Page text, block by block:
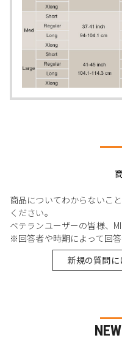
商品についてわからないこ
ください。
ベテランユーザーの皆様、
※回答者や時期によって回
新規の質問